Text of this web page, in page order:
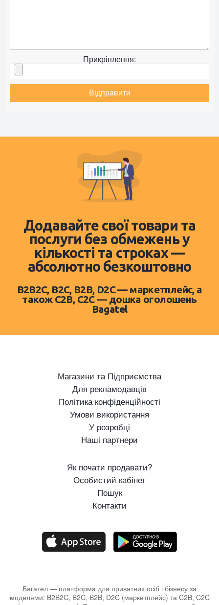
Прикріплення:
Відправити
Додавайте свої товари та
послуги без обмежень у
кількості та строках —
абсолютно безкоштовно
B2B2C, B2C, B2B, D2C — маркетплейс, а
також C2B, C2C — дошка оголошень
Bagatel
Магазини та Підприємства
Для рекламодавців
Політика конфіденційності
Умови використання
У розробці
Наші партнери
Як почати продавати?
Особистий кабінет
Пошук
Контакти
Багател — платформа для приватних осіб і бізнесу за
моделями: B2B2C, B2C, B2B, D2C (маркетплейс) та C2B, C2C